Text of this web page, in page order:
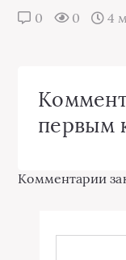
0 0 4
первым
Комментарии